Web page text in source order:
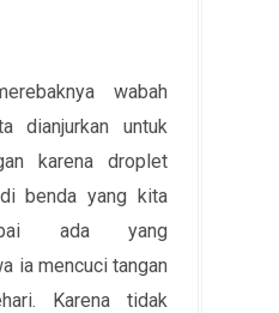
wabah
dianjurkan untuk
karena droplet
benda yang kita
ada yang
ia mencuci tangan
Karena tidak